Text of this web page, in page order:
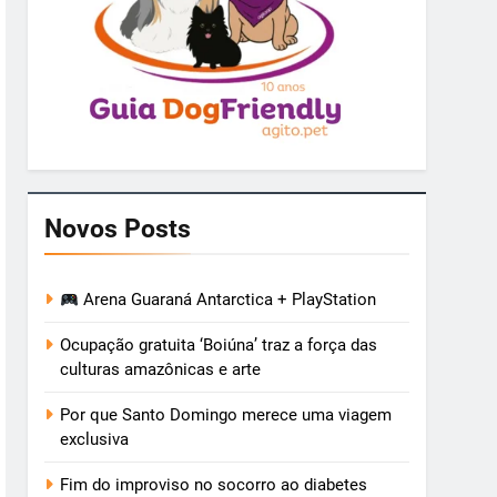
Novos Posts
Arena Guaraná Antarctica + PlayStation
Ocupação gratuita ‘Boiúna’ traz a força das
culturas amazônicas e arte
Por que Santo Domingo merece uma viagem
exclusiva
Fim do improviso no socorro ao diabetes